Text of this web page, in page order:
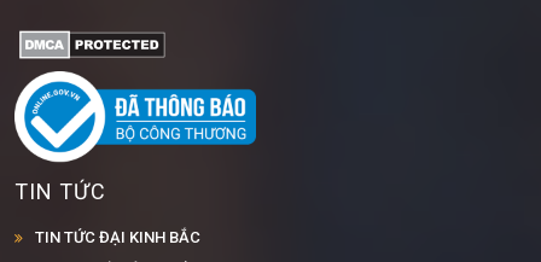
TIN TỨC
TIN TỨC ĐẠI KINH BẮC